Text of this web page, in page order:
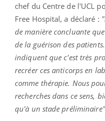
chef du Centre de l'UCL
Free Hospital, a déclaré :
de manière concluante
de la guérison des
indiquent que c'est très
recréer ces anticorps en
comme thérapie. Nous
recherches dans ce sens,
qu'à un stade